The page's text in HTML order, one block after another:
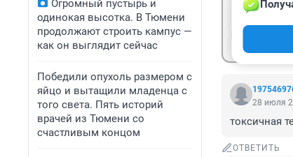
Огромный пустырь и
одинокая высотка. В Тюмени
продолжают строить кампус —
как он выглядит сейчас
Победили опухоль размером с
яйцо и вытащили младенца с
того света. Пять историй
врачей из Тюмени со
счастливым концом
28 июля
токсичная
ОТВЕТИТЬ